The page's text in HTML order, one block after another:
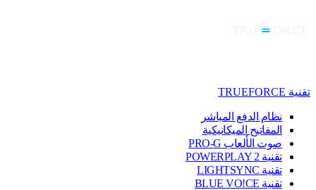
تقنية TRUEFORCE
نظام الدفع المباشر
المفاتيح الميكانيكية
صوت الألعاب PRO-G
تقنية ‏POWERPLAY 2
تقنية LIGHTSYNC
تقنية BLUE VO!CE